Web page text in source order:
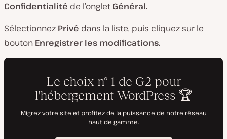
Confidentialité de l’onglet Général.
Sélectionnez Privé dans la liste, puis cliquez sur le
bouton Enregistrer les modifications.